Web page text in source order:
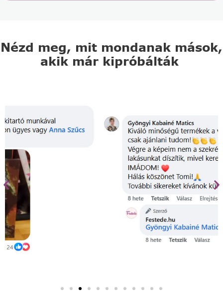
Nézd meg, mit mondanak mások,
akik már kipróbálták